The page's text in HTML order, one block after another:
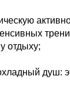
отдыху;
душ: